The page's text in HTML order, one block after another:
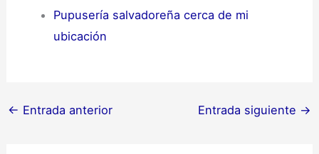
Pupusería salvadoreña cerca de mi
ubicación
← Entrada anterior Entrada siguiente →